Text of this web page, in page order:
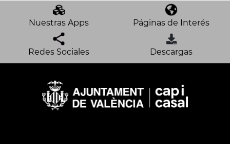
Nuestras Apps Páginas de Interés
Redes Sociales Descargas